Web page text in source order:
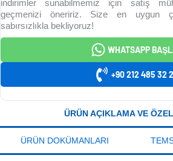
indirimler sunabilmemiz için satış
geçmenizi öneririz. Size en uygun
sabırsızlıkla bekliyoruz!
WHATSAPP
+90 212 485 32
ÜRÜN AÇIKLAMA VE
ÜRÜN DOKÜMANLARI